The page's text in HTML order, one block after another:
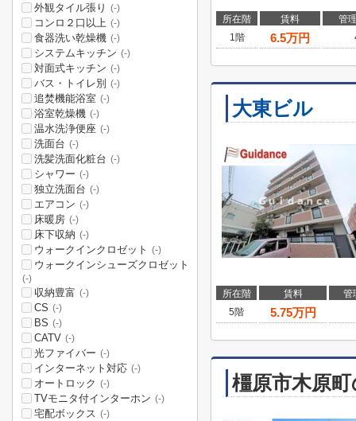
所在階 賃料
管
1階
6.5万円
大東ビル
所在階 賃料
管
5階
5.75万円
橿原市木原
外観タイル張り (-)
コンロ２口以上 (-)
食器洗い乾燥機 (-)
システムキッチン (-)
対面式キッチン (-)
バス・トイレ別 (-)
追焚機能浴室 (-)
浴室乾燥機 (-)
温水洗浄便座 (-)
洗面台 (-)
洗髪洗面化粧台 (-)
シャワー (-)
独立洗面台 (-)
エアコン (-)
床暖房 (-)
床下収納 (-)
ウォークインクロゼット (-)
ウォークインシューズクロゼット
(-)
収納豊富 (-)
CS (-)
BS (-)
CATV (-)
光ファイバー (-)
インターネット対応 (-)
オートロック (-)
TVモニタ付インターホン (-)
宅配ボックス (-)